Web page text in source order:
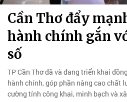
Cần Thơ đẩy
hành chính gắn
số
TP Cần Thơ đã và đang triển khai
hành chính, góp phần nâng cao chất
cường tính công khai, minh bạch và